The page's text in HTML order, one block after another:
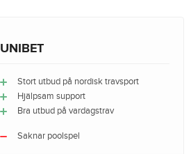
UNIBET
Stort utbud på nordisk travsport
Hjälpsam support
Bra utbud på vardagstrav
Saknar poolspel